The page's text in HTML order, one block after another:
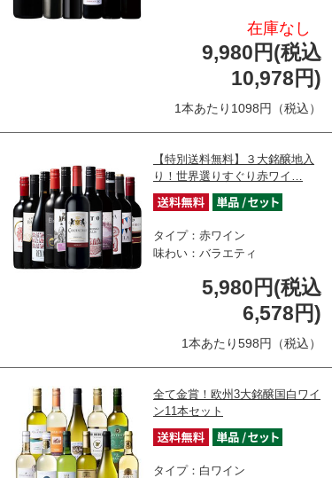
在庫なし
9,980円(税込
10,978円)
1本あたり1098円（税込）
【特別送料無料】３大銘醸地入
り！世界選りすぐり赤ワイ…
タイプ：赤ワイン
味わい：バラエティ
5,980円(税込
6,578円)
1本あたり598円（税込）
全て金賞！欧州3大銘醸国白ワイ
ン11本セット
タイプ：白ワイン